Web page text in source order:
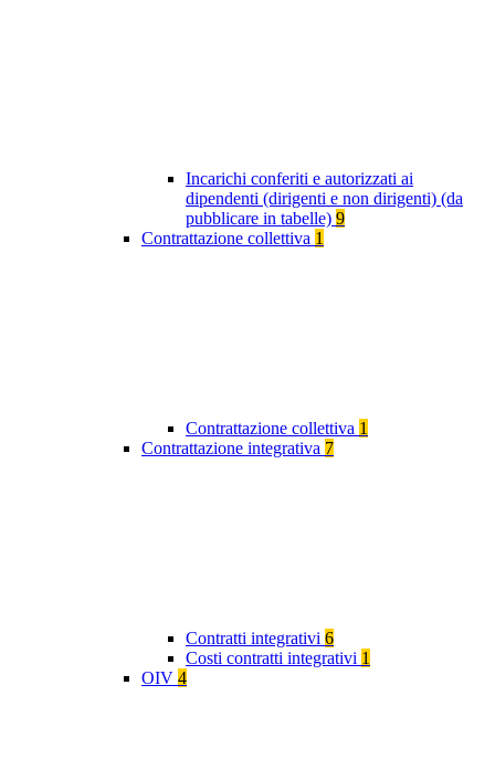
Incarichi conferiti e autorizzati ai
dipendenti (dirigenti e non dirigenti) (da
pubblicare in tabelle) 9
Contrattazione collettiva 1
Contrattazione collettiva 1
Contrattazione integrativa 7
Contratti integrativi 6
Costi contratti integrativi 1
OIV 4